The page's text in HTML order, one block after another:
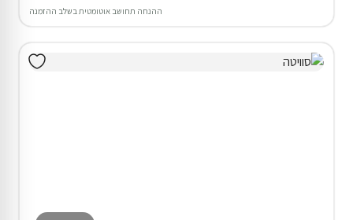
ההנחה תחושב אוטומטית בשלב ההזמנה